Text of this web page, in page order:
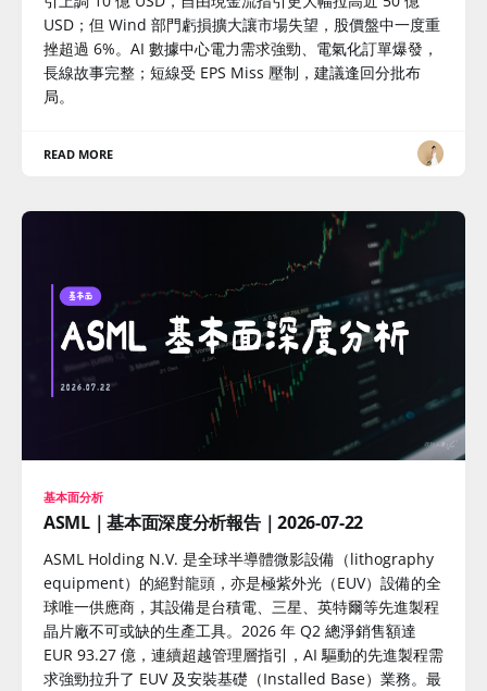
USD；但 Wind 部門虧損擴大讓市場失望，股價盤中一度重
挫超過 6%。AI 數據中心電力需求強勁、電氣化訂單爆發，
長線故事完整；短線受 EPS Miss 壓制，建議逢回分批布
局。
READ MORE
基本面分析
ASML｜基本面深度分析報告｜2026-07-22
ASML Holding N.V. 是全球半導體微影設備（lithography
equipment）的絕對龍頭，亦是極紫外光（EUV）設備的全
球唯一供應商，其設備是台積電、三星、英特爾等先進製程
晶片廠不可或缺的生產工具。2026 年 Q2 總淨銷售額達
EUR 93.27 億，連續超越管理層指引，AI 驅動的先進製程需
求強勁拉升了 EUV 及安裝基礎（Installed Base）業務。最